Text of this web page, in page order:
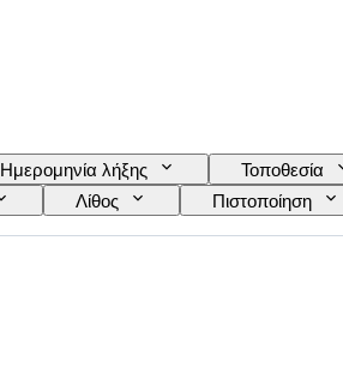
Ημερομηνία λήξης Τοποθεσία
Λίθος Πιστοποίηση
Μέγεθος στο αντικείμενο